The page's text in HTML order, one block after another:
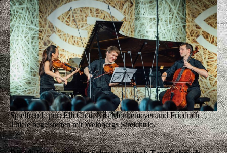
Spielfreude pur: Elli Choi, Nils Mönkemeyer und Friedrich
Thiele begeisterten mit Weinbergs Streichtrio.